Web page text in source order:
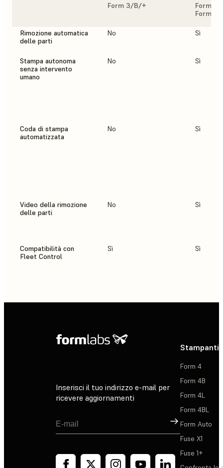
Form 3/B/+
Form
Form
Rimozione automatica
delle parti
No Sì
Stampa autonoma
senza intervento
umano
No Sì
Coda di stampa
automatizzata
No Sì
Video della rimozione
delle parti
No Sì
Compatibilità con
Fleet Control
Sì Sì
Inserisci il tuo indirizzo e-mail per
ricevere aggiornamenti
Registrati
Stampanti
Form 4
Form 4B
Form 4L
Form 4BL
Form Auto
Fuse X1
Fuse 1+